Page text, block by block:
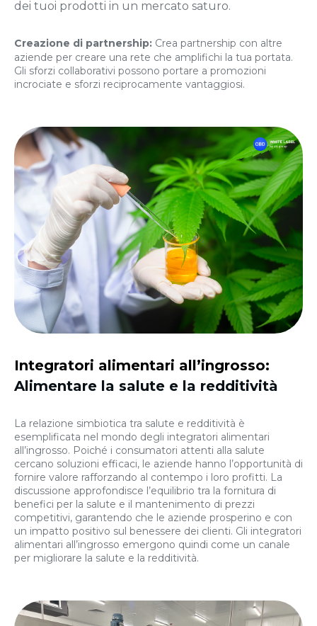
dei tuoi prodotti in un mercato saturo.
Creazione di partnership: Crea partnership con altre
aziende per creare una rete che amplifichi la tua portata.
Gli sforzi collaborativi possono portare a promozioni
incrociate e sforzi reciprocamente vantaggiosi.
Integratori alimentari all’ingrosso:
Alimentare la salute e la redditività
La relazione simbiotica tra salute e redditività è
esemplificata nel mondo degli integratori alimentari
all’ingrosso. Poiché i consumatori attenti alla salute
cercano soluzioni efficaci, le aziende hanno l’opportunità di
fornire valore rafforzando al contempo i loro profitti. La
discussione approfondisce l’equilibrio tra la fornitura di
benefici per la salute e il mantenimento di prezzi
competitivi, garantendo che le aziende prosperino e con
un impatto positivo sul benessere dei clienti. Gli integratori
alimentari all’ingrosso emergono quindi come un canale
per migliorare la salute e la redditività.